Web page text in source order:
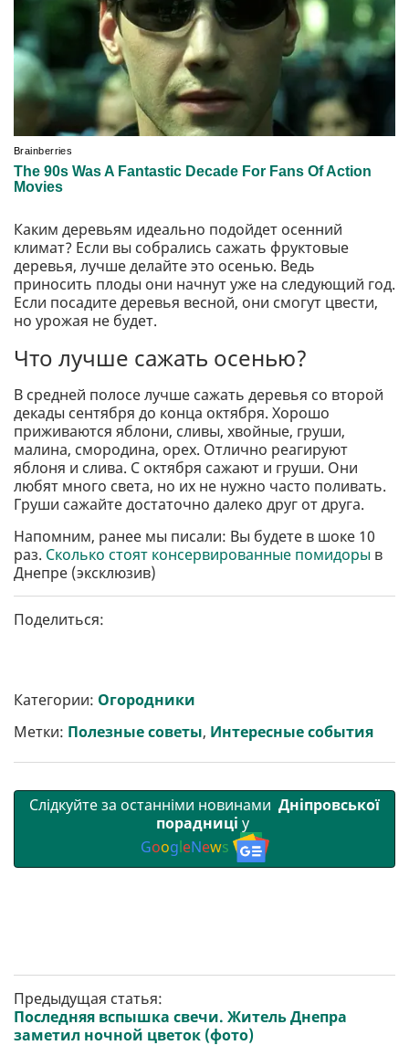
Каким деревьям идеально подойдет осенний
климат? Если вы собрались сажать фруктовые
деревья, лучше делайте это осенью. Ведь
приносить плоды они начнут уже на следующий год.
Если посадите деревья весной, они смогут цвести,
но урожая не будет.
Что лучше сажать осенью?
В средней полосе лучше сажать деревья со второй
декады сентября до конца октября. Хорошо
приживаются яблони, сливы, хвойные, груши,
малина, смородина, орех. Отлично реагируют
яблоня и слива. С октября сажают и груши. Они
любят много света, но их не нужно часто поливать.
Груши сажайте достаточно далеко друг от друга.
Напомним, ранее мы писали: Вы будете в шоке 10
раз. Сколько стоят консервированные помидоры в
Днепре (эксклюзив)
Поделиться:
Категории: Огородники
Метки: Полезные советы, Интересные события
Слідкуйте за останніми новинами Дніпровської
порадниці у
GoogleNews
Предыдущая статья:
Последняя вспышка свечи. Житель Днепра
заметил ночной цветок (фото)